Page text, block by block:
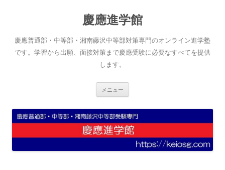
へ
ス
キ
慶應進学館
慶應普通部・中等部・湘南藤沢中等部対策専門のオンライン進学塾
です。学習から出願、面接対策まで慶應受験に必要なすべてを提供
します。
メニュー